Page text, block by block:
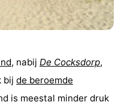
, nabij De Cocksdorp,
bij de beroemde
is meestal minder druk